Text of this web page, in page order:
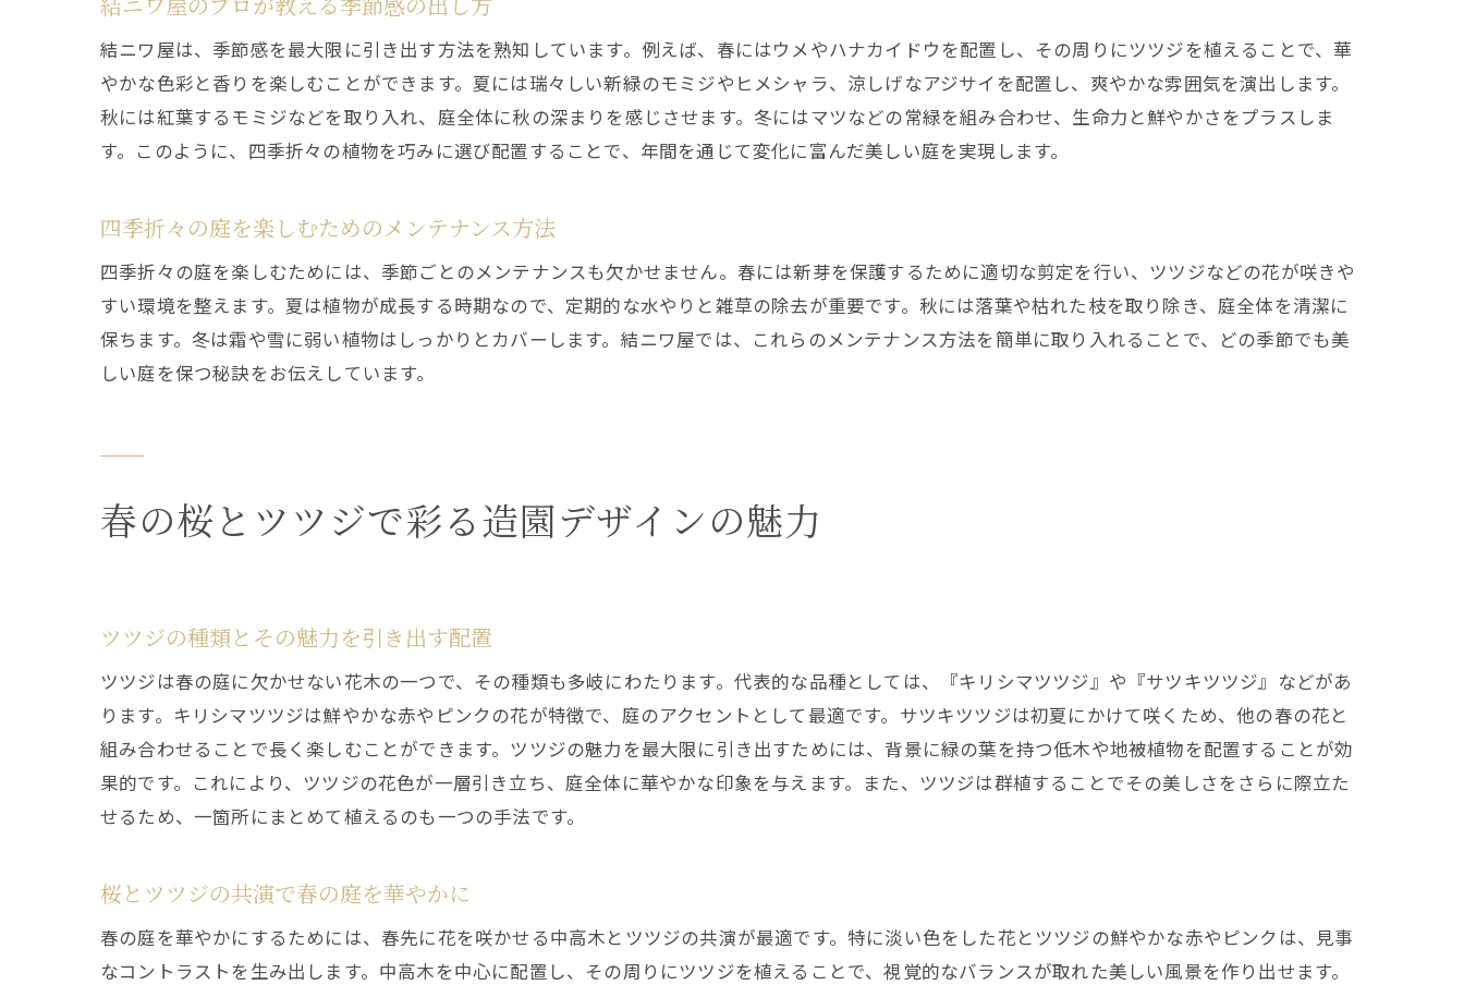
四季折々の楽しみ方とその設計ポイント
四季を通じた庭のメンテナンス方法
美しい庭を実現するための季節ごとの植物選定のポイント
美しい庭を保つための植物選定の重要性
夏場に涼を呼ぶアジサイとヒメシャラの選び方
涼やかなアジサイの品種選定
夏の庭を涼やかに保つメンテナンスのコツ
結ニワ屋は、季節感を最大限に引き出す方法を熟知しています。例えば、春にはウメやハナカイドウを配置し、その周りにツツジを植えることで、華
やかな色彩と香りを楽しむことができます。夏には瑞々しい新緑のモミジやヒメシャラ、涼しげなアジサイを配置し、爽やかな雰囲気を演出します。
秋には紅葉するモミジなどを取り入れ、庭全体に秋の深まりを感じさせます。冬にはマツなどの常緑を組み合わせ、生命力と鮮やかさをプラスしま
す。このように、四季折々の植物を巧みに選び配置することで、年間を通じて変化に富んだ美しい庭を実現します。
四季折々の庭を楽しむためのメンテナンス方法
四季折々の庭を楽しむためには、季節ごとのメンテナンスも欠かせません。春には新芽を保護するために適切な剪定を行い、ツツジなどの花が咲きや
すい環境を整えます。夏は植物が成長する時期なので、定期的な水やりと雑草の除去が重要です。秋には落葉や枯れた枝を取り除き、庭全体を清潔に
保ちます。冬は霜や雪に弱い植物はしっかりとカバーします。結ニワ屋では、これらのメンテナンス方法を簡単に取り入れることで、どの季節でも美
しい庭を保つ秘訣をお伝えしています。
春の桜とツツジで彩る造園デザインの魅力
ツツジの種類とその魅力を引き出す配置
ツツジは春の庭に欠かせない花木の一つで、その種類も多岐にわたります。代表的な品種としては、『キリシマツツジ』や『サツキツツジ』などがあ
ります。キリシマツツジは鮮やかな赤やピンクの花が特徴で、庭のアクセントとして最適です。サツキツツジは初夏にかけて咲くため、他の春の花と
組み合わせることで長く楽しむことができます。ツツジの魅力を最大限に引き出すためには、背景に緑の葉を持つ低木や地被植物を配置することが効
果的です。これにより、ツツジの花色が一層引き立ち、庭全体に華やかな印象を与えます。また、ツツジは群植することでその美しさをさらに際立た
せるため、一箇所にまとめて植えるのも一つの手法です。
桜とツツジの共演で春の庭を華やかに
春の庭を華やかにするためには、春先に花を咲かせる中高木とツツジの共演が最適です。特に淡い色をした花とツツジの鮮やかな赤やピンクは、見事
なコントラストを生み出します。中高木を中心に配置し、その周りにツツジを植えることで、視覚的なバランスが取れた美しい風景を作り出せます。